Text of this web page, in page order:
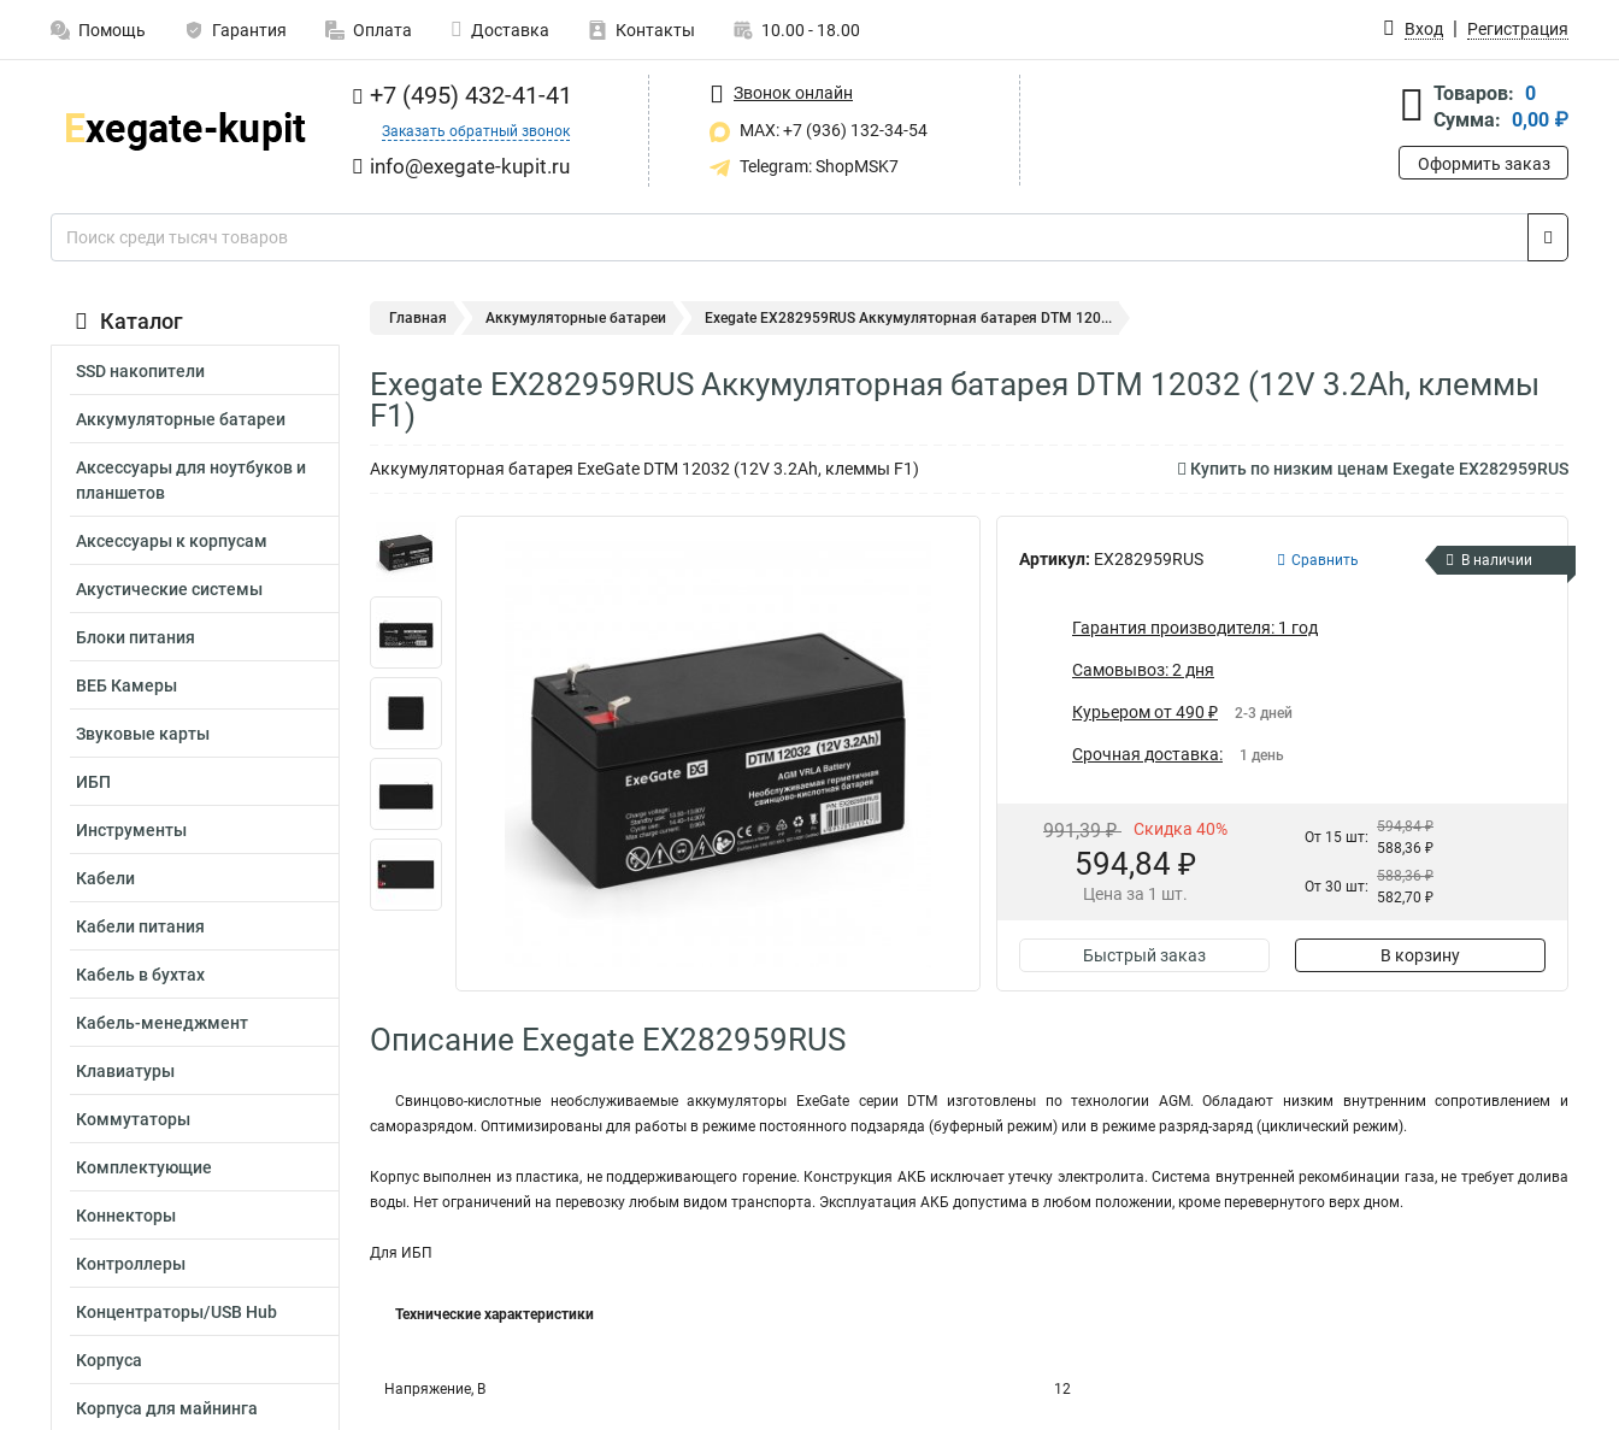
Помощь Гарантия Оплата Доставка Контакты 10.00 - 18.00 Вход Регистрация
+7 (495) 432-41-41
Заказать обратный звонок
info@exegate-kupit.ru
Звонок онлайн
MAX: +7 (936) 132-34-54
Telegram: ShopMSK7
Товаров: 0
Сумма: 0,00 ₽
Оформить заказ
Каталог
SSD накопители
Аккумуляторные батареи
Аксессуары для ноутбуков и
планшетов
Аксессуары к корпусам
Акустические системы
Блоки питания
ВЕБ Камеры
Звуковые карты
ИБП
Инструменты
Кабели
Кабели питания
Кабель в бухтах
Кабель-менеджмент
Клавиатуры
Коммутаторы
Комплектующие
Коннекторы
Контроллеры
Концентраторы/USB Hub
Корпуса
Корпуса для майнинга
Главная Аккумуляторные батареи Exegate EX282959RUS Аккумуляторная батарея DTM 120...
Exegate EX282959RUS Аккумуляторная батарея DTM 12032 (12V 3.2Ah, клеммы
F1)
Аккумуляторная батарея ExeGate DTM 12032 (12V 3.2Ah, клеммы F1) Купить по низким ценам Exegate EX282959RUS
Артикул: EX282959RUS Сравнить В наличии
Гарантия производителя: 1 год
Самовывоз: 2 дня
Курьером от 490 ₽ 2-3 дней
Срочная доставка: 1 день
991,39 ₽ Скидка 40%
594,84 ₽
Цена за 1 шт.
От 15 шт:
594,84 ₽
588,36 ₽
От 30 шт:
588,36 ₽
582,70 ₽
Быстрый заказ В корзину
Описание Exegate EX282959RUS
Свинцово-кислотные необслуживаемые аккумуляторы ExeGate серии DTM изготовлены по технологии AGM. Обладают низким внутренним сопротивлением и
саморазрядом. Оптимизированы для работы в режиме постоянного подзаряда (буферный режим) или в режиме разряд-заряд (циклический режим).
Корпус выполнен из пластика, не поддерживающего горение. Конструкция АКБ исключает утечку электролита. Система внутренней рекомбинации газа, не требует долива
воды. Нет ограничений на перевозку любым видом транспорта. Эксплуатация АКБ допустима в любом положении, кроме перевернутого верх дном.
Для ИБП
Технические характеристики
Напряжение, В 12